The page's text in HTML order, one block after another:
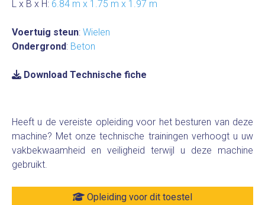
L x B x H: 6.84 m x 1.75 m x 1.97 m
Voertuig steun: Wielen
Ondergrond: Beton
Download Technische fiche
Heeft u de vereiste opleiding voor het besturen van deze
machine? Met onze technische trainingen verhoogt u uw
vakbekwaamheid en veiligheid terwijl u deze machine
gebruikt.
Opleiding voor dit toestel